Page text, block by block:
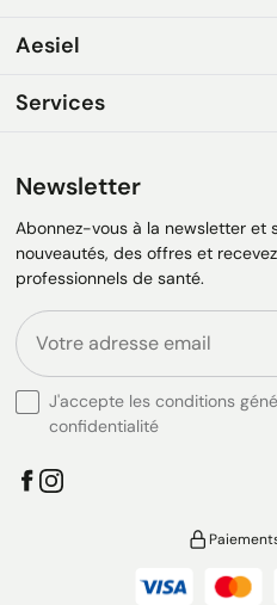
Aesiel
Services
Newsletter
Abonnez-vous à la newsletter et
nouveautés, des offres et
professionnels de santé.
J'accepte les conditions
confidentialité